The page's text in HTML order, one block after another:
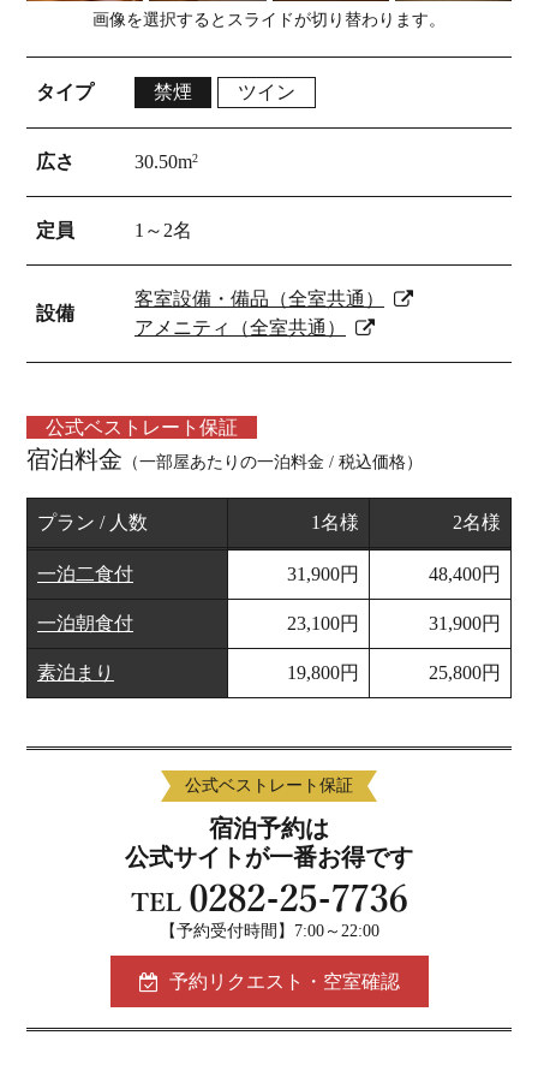
画像を選択するとスライドが切り替わります。
タイプ 禁煙 ツイン
広さ 30.50m2
定員 1～2名
設備
客室設備・備品（全室共通）
アメニティ（全室共通）
公式ベストレート保証
宿泊料金 （一部屋あたりの一泊料金 / 税込価格）
プラン / 人数 1名様 2名様
一泊二食付 31,900円 48,400円
一泊朝食付 23,100円 31,900円
素泊まり 19,800円 25,800円
公式ベストレート保証
宿泊予約は
公式サイトが一番お得です
【予約受付時間】7:00～22:00
予約リクエスト・空室確認